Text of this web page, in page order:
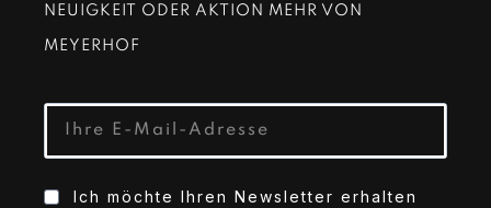
NEUIGKEIT ODER AKTION MEHR VON
MEYERHOF
Ich möchte Ihren Newsletter erhalten